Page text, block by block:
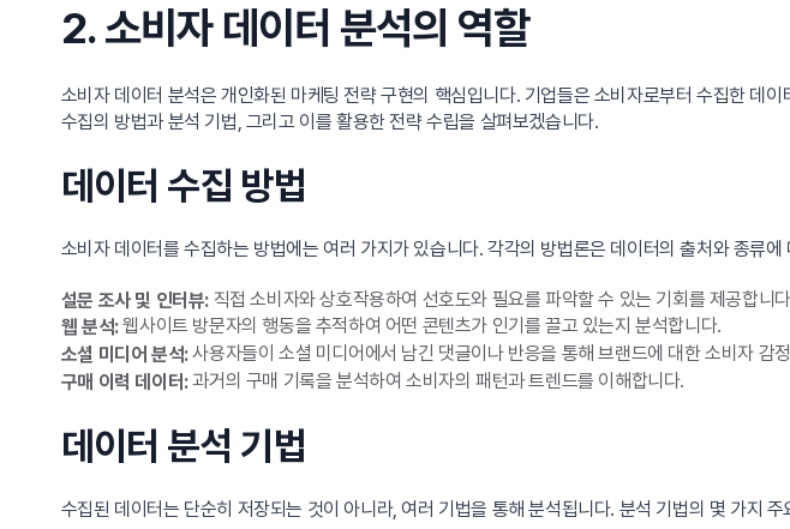
2. 소비자 데이터 분석의 역할
소비자 데이터 분석은 개인화된 마케팅 전략 구현의 핵심입니다. 기업들은 소비자로부터 수집한 데
수집의 방법과 분석 기법, 그리고 이를 활용한 전략 수립을 살펴보겠습니다.
데이터 수집 방법
소비자 데이터를 수집하는 방법에는 여러 가지가 있습니다. 각각의 방법론은 데이터의 출처와 종류
설문 조사 및 인터뷰:직접 소비자와 상호작용하여 선호도와 필요를 파악할 수 있는 기회를 제공합니
웹 분석:웹사이트 방문자의 행동을 추적하여 어떤 콘텐츠가 인기를 끌고 있는지 분석합니다.
소셜 미디어 분석:사용자들이 소셜 미디어에서 남긴 댓글이나 반응을 통해 브랜드에 대한 소비자 감
구매 이력 데이터:과거의 구매 기록을 분석하여 소비자의 패턴과 트렌드를 이해합니다.
데이터 분석 기법
수집된 데이터는 단순히 저장되는 것이 아니라, 여러 기법을 통해 분석됩니다. 분석 기법의 몇 가지